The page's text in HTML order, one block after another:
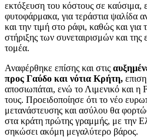
εκτόξευση του κόστους σε καύσιμα,
φυτοφάρμακα, για τεράστια ψαλίδα
και την τιμή στο ράφι, καθώς και για
στήριξης των συνεταιρισμών και
τομέα.
Αναφέρθηκε επίσης και στις
προς Γαύδο και νότια Κρήτη,
αποσιωπάται, ενώ το Λιμενικό και η
τους. Προειδοποίησε ότι το νέο
μετανάστευσης και ασύλου θα
στα κράτη πρώτης γραμμής, με την
σηκώσει ακόμη μεγαλύτερο βάρος.